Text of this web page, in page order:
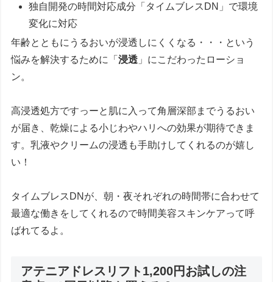
独自開発の時間対応成分「タイムブレスDN」で環境
変化に対応
年齢とともにうるおいが浸透しにくくなる・・・という
悩みを解決するために「浸透 」にこだわったローショ
ン。
高浸透処方ですっーと肌に入って角層深部までうるおい
が届き、乾燥による小じわやハリへの効果が期待できま
す。乳液やクリームの浸透も手助けしてくれるのが嬉し
い！
タイムブレスDNが、朝・夜それぞれの時間帯に合わせて
最適な働きをしてくれるので時間美容スキンケアって呼
ばれてるよ。
アテニアドレスリフト1,200円お試しの注